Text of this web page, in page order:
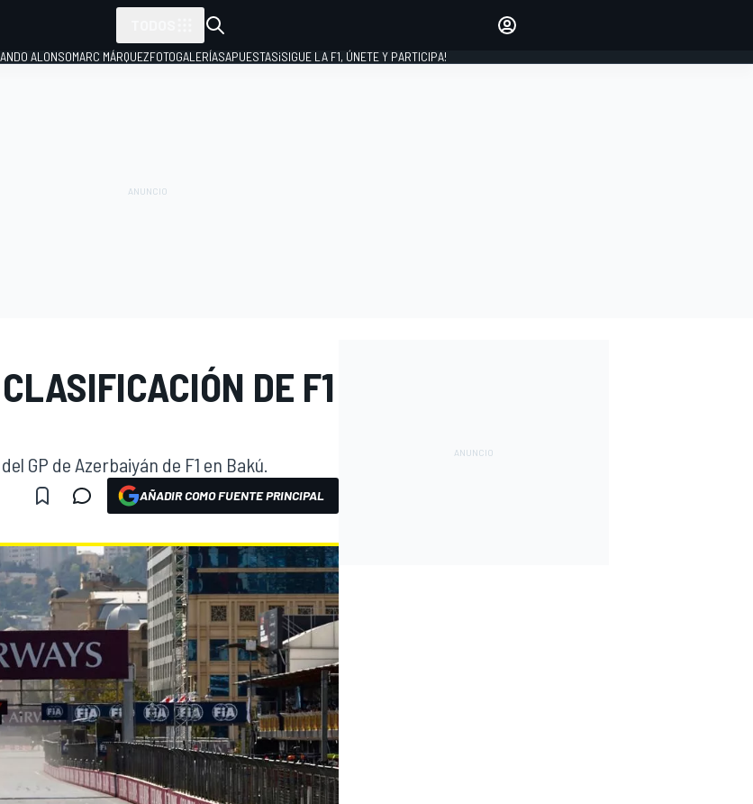
ALONSOMARC MÁRQUEZFOTOGALERÍASAPUESTAS¡SIGUE LA F1, ÚNETE Y PARTICIPA!
DE F1
GP de Azerbaiyán de F1 en Bakú.
AÑADIR COMO FUENTE PRINCIPAL